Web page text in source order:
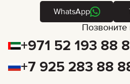
WhatsApp
Позвоните
+971 52 193 88
+7 925 283 88